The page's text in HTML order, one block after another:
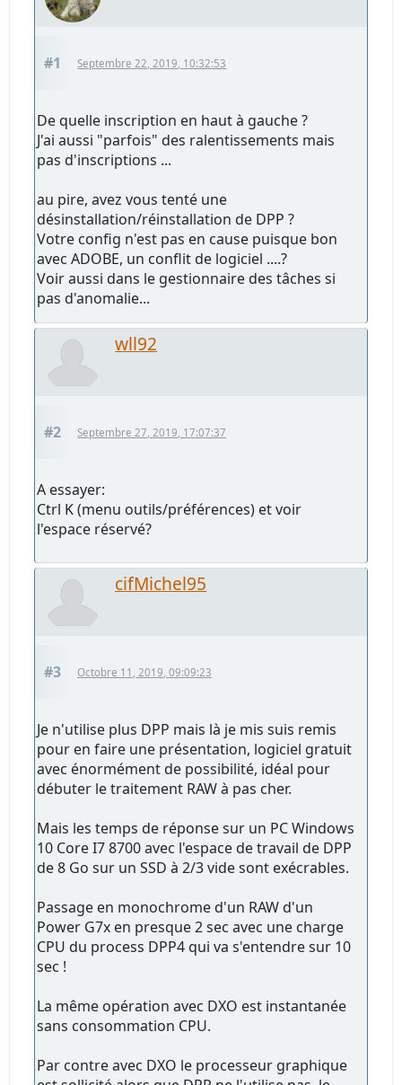
#1 Septembre 22, 2019, 10:32:53
De quelle inscription en haut à gauche ?
J'ai aussi "parfois" des ralentissements mais
pas d'inscriptions ...
au pire, avez vous tenté une
désinstallation/réinstallation de DPP ?
Votre config n'est pas en cause puisque bon
avec ADOBE, un conflit de logiciel ....?
Voir aussi dans le gestionnaire des tâches si
pas d'anomalie...
wll92
#2 Septembre 27, 2019, 17:07:37
A essayer:
Ctrl K (menu outils/préférences) et voir
l'espace réservé?
cifMichel95
#3 Octobre 11, 2019, 09:09:23
Je n'utilise plus DPP mais là je mis suis remis
pour en faire une présentation, logiciel gratuit
avec énormément de possibilité, idéal pour
débuter le traitement RAW à pas cher.
Mais les temps de réponse sur un PC Windows
10 Core I7 8700 avec l'espace de travail de DPP
de 8 Go sur un SSD à 2/3 vide sont exécrables.
Passage en monochrome d'un RAW d'un
Power G7x en presque 2 sec avec une charge
CPU du process DPP4 qui va s'entendre sur 10
sec !
La même opération avec DXO est instantanée
sans consommation CPU.
Par contre avec DXO le processeur graphique